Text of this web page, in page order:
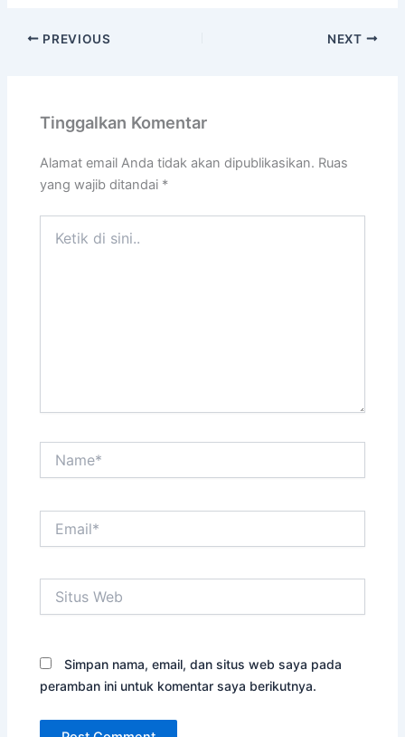
PREVIOUS NEXT
Tinggalkan Komentar
Alamat email Anda tidak akan dipublikasikan. Ruas
yang wajib ditandai *
Web
Simpan nama, email, dan situs web saya pada
peramban ini untuk komentar saya berikutnya.